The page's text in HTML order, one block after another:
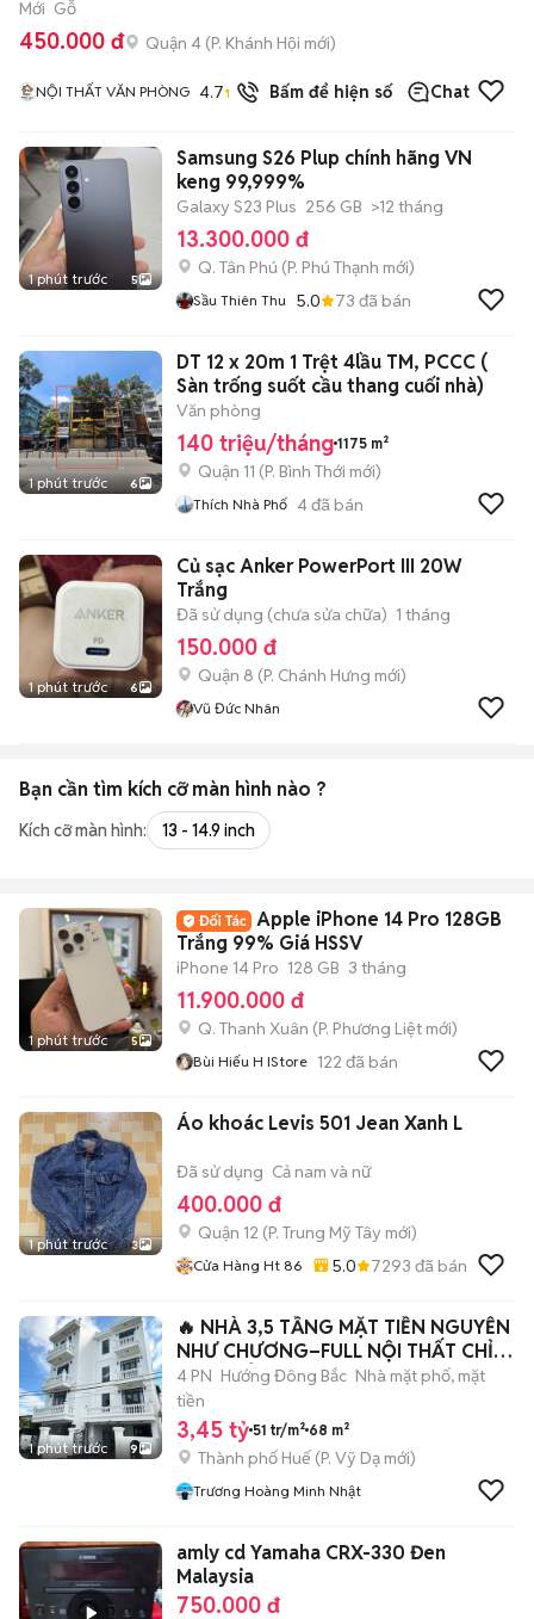
Mới Gỗ
450.000 đ Quận 4 (P. Khánh Hội mới)
NỘI THẤT VĂN PHÒNG 4.7 34 đã bán
Bấm để hiện số Chat
1 phút trước 5
Samsung S26 Plup chính hãng VN
keng 99,999%
Galaxy S23 Plus 256 GB >12 tháng
13.300.000 đ
Q. Tân Phú (P. Phú Thạnh mới)
Sầu Thiên Thu 5.0 73 đã bán
1 phút trước 6
DT 12 x 20m 1 Trệt 4lầu TM, PCCC (
Sàn trống suốt cầu thang cuối nhà)
Văn phòng
140 triệu/tháng 1175 m²
Quận 11 (P. Bình Thới mới)
Thích Nhà Phố 4đã bán
1 phút trước 6
Củ sạc Anker PowerPort III 20W
Trắng
Đã sử dụng (chưa sửa chữa) 1 tháng
150.000 đ
Quận 8 (P. Chánh Hưng mới)
Vũ Đức Nhân
Bạn cần tìm kích cỡ màn hình nào ?
Kích cỡ màn hình: 13 - 14.9 inch
1 phút trước 5
Apple iPhone 14 Pro 128GB
Trắng 99% Giá HSSV
iPhone 14 Pro 128 GB 3 tháng
11.900.000 đ
Q. Thanh Xuân (P. Phương Liệt mới)
Bùi Hiếu H IStore 122 đã bán
1 phút trước 3
Áo khoác Levis 501 Jean Xanh L
Đã sử dụng Cả nam và nữ
400.000 đ
Quận 12 (P. Trung Mỹ Tây mới)
Cửa Hàng Ht 86 5.0 7293 đã bán
1 phút trước 9
🔥 NHÀ 3,5 TẦNG MẶT TIỀN NGUYỄN
NHƯ CHƯƠNG–FULL NỘI THẤT CHỈ
3,450 TỶ -
4 PN Hướng Đông Bắc Nhà mặt phố, mặt
tiền
3,45 tỷ 51 tr/m² 68 m²
Thành phố Huế (P. Vỹ Dạ mới)
Trương Hoàng Minh Nhật
amly cd Yamaha CRX-330 Đen
Malaysia
750.000 đ